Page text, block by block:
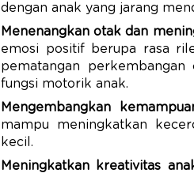
dengan anak yang jarang
Menenangkan otak dan
emosi positif berupa rasa
pematangan
fungsi motorik anak.
Mengembangkan
mampu meningkatkan
kecil.
Meningkatkan kreativitas